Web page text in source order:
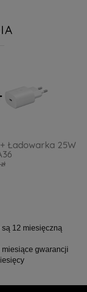
+ Ładowarka 25W
12 miesięczną
miesiące gwarancji